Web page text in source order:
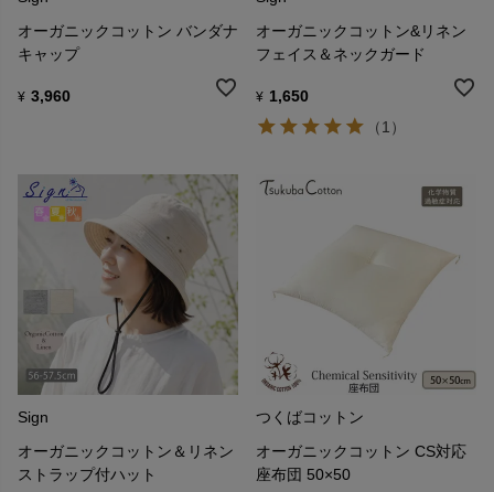
オーガニックコットン バンダナ
キャップ
¥ 3,960
オーガニックコットン&リネン
フェイス＆ネックガード
¥ 1,650
（1）
Sign
オーガニックコットン＆リネン
ストラップ付ハット
つくばコットン
オーガニックコットン CS対応
座布団 50×50